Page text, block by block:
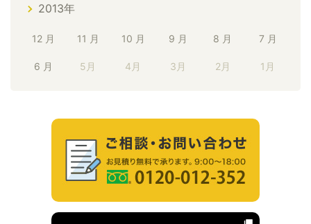
2013年
12 月 11 月 10 月 9 月 8 月 7 月
6 月 5月 4月 3月 2月 1月